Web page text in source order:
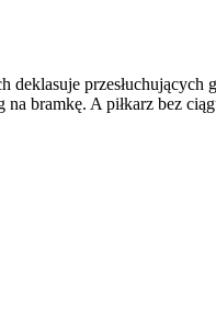
bramkę. A piłkarz bez